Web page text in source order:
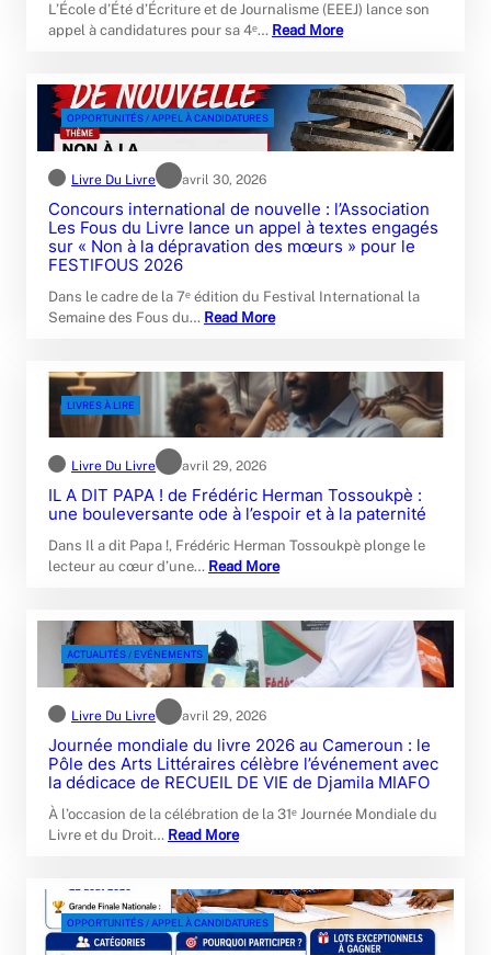
L’École d’Été d’Écriture et de Journalisme (EEEJ) lance son
appel à candidatures pour sa 4ᵉ… Read More
OPPORTUNITÉS / APPEL À CANDIDATURES
Livre Du Livre avril 30, 2026
Concours international de nouvelle : l’Association
Les Fous du Livre lance un appel à textes engagés
sur « Non à la dépravation des mœurs » pour le
FESTIFOUS 2026
Dans le cadre de la 7ᵉ édition du Festival International la
Semaine des Fous du… Read More
LIVRES À LIRE
Livre Du Livre avril 29, 2026
IL A DIT PAPA ! de Frédéric Herman Tossoukpè :
une bouleversante ode à l’espoir et à la paternité
Dans Il a dit Papa !, Frédéric Herman Tossoukpè plonge le
lecteur au cœur d’une… Read More
ACTUALITÉS / EVÉNEMENTS
Livre Du Livre avril 29, 2026
Journée mondiale du livre 2026 au Cameroun : le
Pôle des Arts Littéraires célèbre l’événement avec
la dédicace de RECUEIL DE VIE de Djamila MIAFO
À l’occasion de la célébration de la 31ᵉ Journée Mondiale du
Livre et du Droit… Read More
OPPORTUNITÉS / APPEL À CANDIDATURES